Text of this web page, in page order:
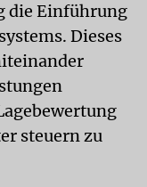
die Einführung
Dieses
steuern zu